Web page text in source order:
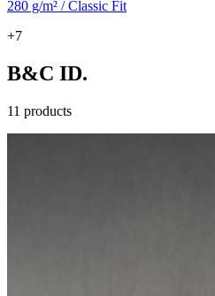
280 g/m² / Classic Fit
+7
B&C ID.
11 products